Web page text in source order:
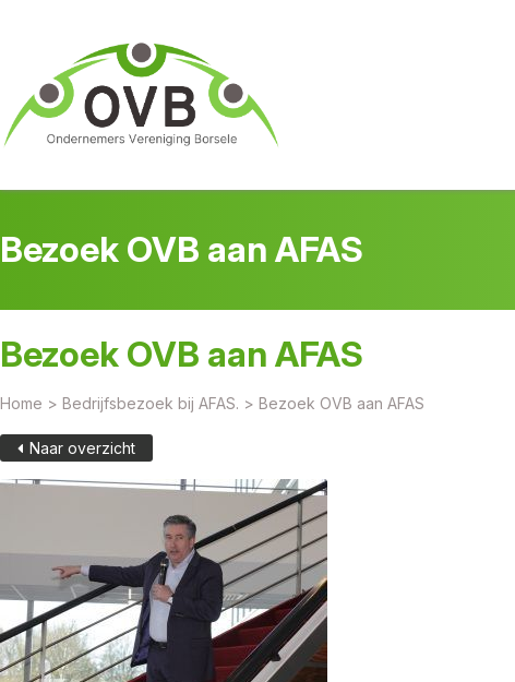
Bezoek OVB aan AFAS
Bezoek OVB aan AFAS
Home > Bedrijfsbezoek bij AFAS. > Bezoek OVB aan AFAS
Naar overzicht